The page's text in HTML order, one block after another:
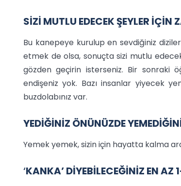
SİZİ MUTLU EDECEK ŞEYLER
Bu kanepeye kurulup en sevdiğiniz
etmek de olsa, sonuçta sizi mutlu
gözden geçirin isterseniz. Bir sonraki
endişeniz yok. Bazı insanlar yiyecek
buzdolabınız var.
YEDİĞİNİZ ÖNÜNÜZDE
Yemek yemek, sizin için hayatta kalma
‘KANKA’ DİYEBİLECEĞİNİZ EN AZ